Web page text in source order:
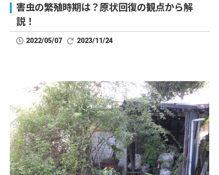
害虫の繁殖時期は？原状回復の観点から解
説！
2022/05/07 2023/11/24